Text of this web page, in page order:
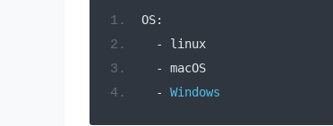
OS:
- linux
- macOS
-
Windows